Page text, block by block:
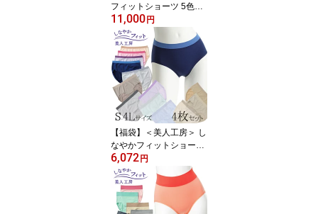
フィットショーツ 5色セ
ット ( 5点 5色 5枚 下着
ランジェリー レディース
ショーツ パンツ パンテ
ィー パンティ 女性用 ピ
ンク グレー パステル 着
心地重視 伸縮性 ソフト
レディースショーツ 大き
いサイズ 通販 まとめ買
い プルミエ バイカラー )
11,000 円
【福袋】＜美人工房＞ し
なやかフィットショーツ
おまかせ4枚セット【メ
ール便可10】( 福袋 2026
ちょっとしたプレゼント
レディース 4点 下着 ラン
ジェリー パンツ パンテ
6,072 円